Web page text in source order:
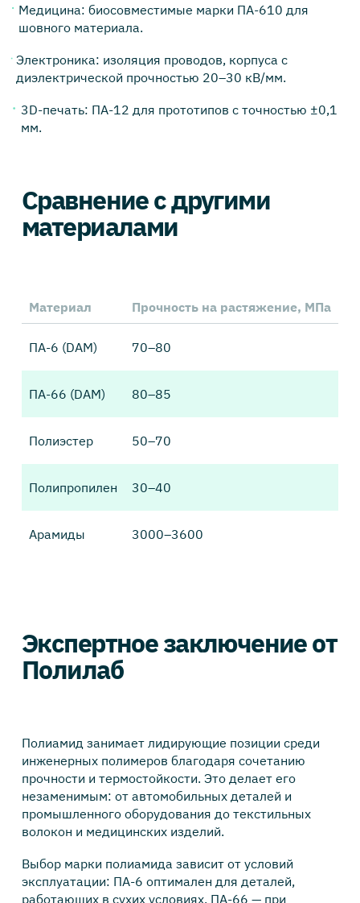
Медицина: биосовместимые марки ПА-610 для
шовного материала.
Электроника: изоляция проводов, корпуса с
диэлектрической прочностью 20–30 кВ/мм.
3D-печать: ПА-12 для прототипов с точностью ±0,1
мм.
Сравнение с другими
материалами
Материал Прочность на растяжение, МПа
ПА-6 (DAM) 70–80
ПА-66 (DAM) 80–85
Полиэстер 50–70
Полипропилен 30–40
Арамиды 3000–3600
Экспертное заключение от
Полилаб
Полиамид занимает лидирующие позиции среди
инженерных полимеров благодаря сочетанию
прочности и термостойкости. Это делает его
незаменимым: от автомобильных деталей и
промышленного оборудования до текстильных
волокон и медицинских изделий.
Выбор марки полиамида зависит от условий
эксплуатации: ПА-6 оптимален для деталей,
работающих в сухих условиях, ПА-66 — при